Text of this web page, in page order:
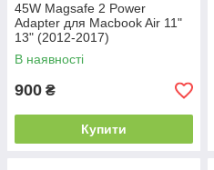
45W Magsafe 2 Power
Adapter для Macbook Air 11"
13" (2012-2017)
В наявності
900 ₴
Купити